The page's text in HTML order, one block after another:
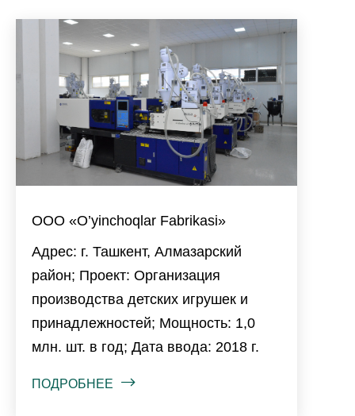
ООО «O’yinchoqlar Fabrikasi»
Адрес: г. Ташкент, Алмазарский
район; Проект: Организация
производства детских игрушек и
принадлежностей; Мощность: 1,0
млн. шт. в год; Дата ввода: 2018 г.
ПОДРОБНЕЕ